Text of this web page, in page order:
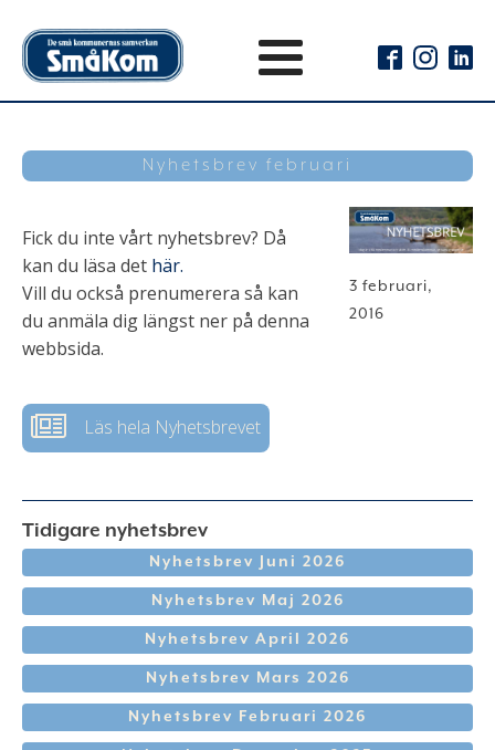
Nyhetsbrev februari
Fick du inte vårt nyhetsbrev? Då
kan du läsa det här.
Vill du också prenumerera så kan
du anmäla dig längst ner på denna
webbsida.
Läs hela Nyhetsbrevet
3 februari,
2016
Tidigare nyhetsbrev
Nyhetsbrev Juni 2026
Nyhetsbrev Maj 2026
Nyhetsbrev April 2026
Nyhetsbrev Mars 2026
Nyhetsbrev Februari 2026